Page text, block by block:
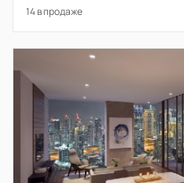
14 в продаже